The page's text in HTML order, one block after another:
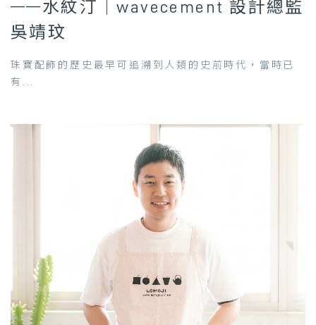
——水紋汀｜wavecement 設計總監
吳靖玟
珠寶配飾的歷史最早可追溯到人類的史前時代，當時已
有...